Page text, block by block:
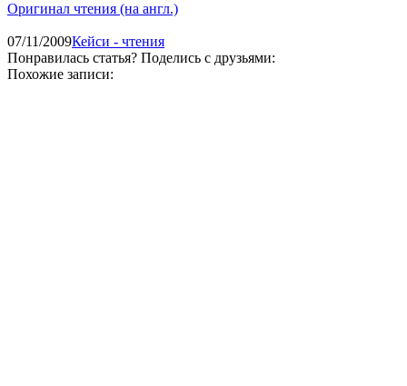
Оригинал чтения (на англ.)
07/11/2009Кейси - чтения
Понравилась статья? Поделись с друзьями:
Похожие записи: